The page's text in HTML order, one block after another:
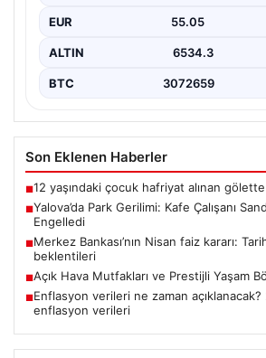
EUR 55.05
ALTIN 6534.3
BTC 3072659
Son Eklenen Haberler
■12 yaşındaki çocuk hafriyat alınan
■Yalova’da Park Gerilimi: Kafe Çalışanı
Engelledi
■Merkez Bankası’nın Nisan faiz kararı:
beklentileri
■Açık Hava Mutfakları ve Prestijli Yaşam
■Enflasyon verileri ne zaman açıklanacak?
enflasyon verileri